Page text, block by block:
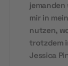
jemanden
mir in
nutzen,
trotzdem
Jessica